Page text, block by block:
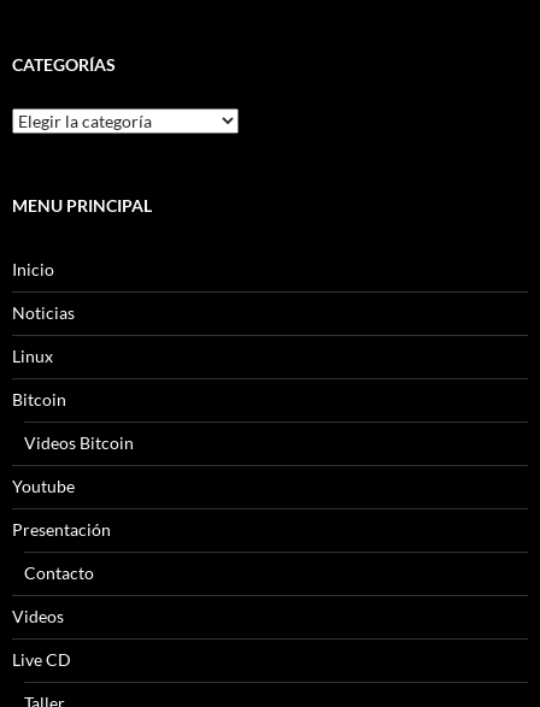
CATEGORÍAS
MENU PRINCIPAL
Inicio
Noticias
Linux
Bitcoin
Videos Bitcoin
Youtube
Presentación
Contacto
Videos
Live CD
Taller